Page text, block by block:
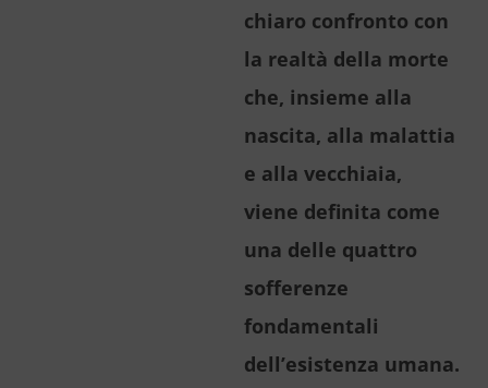
chiaro confronto con
la realtà della morte
che, insieme alla
nascita, alla malattia
e alla vecchiaia,
viene definita come
una delle quattro
sofferenze
fondamentali
dell’esistenza umana.